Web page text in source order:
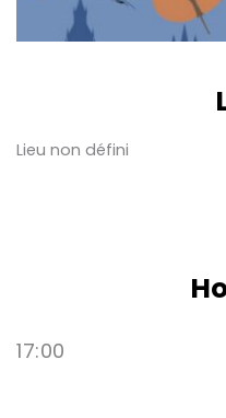
Lieu non défini
17:00